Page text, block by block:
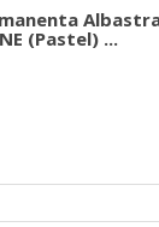
(pastel) ...